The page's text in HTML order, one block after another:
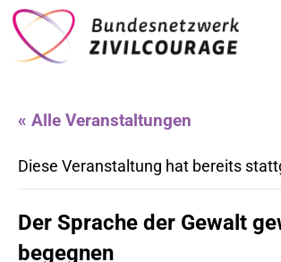
« Alle Veranstaltungen
Diese Veranstaltung hat bereits
Der Sprache der Gewalt
begegnen